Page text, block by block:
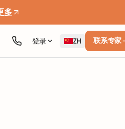
多
登录 ZH 联系专家